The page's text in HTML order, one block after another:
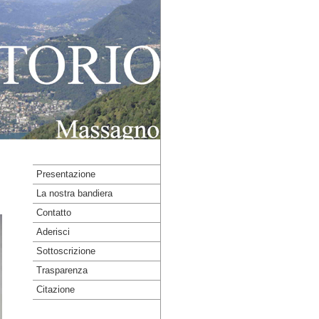
Presentazione
La nostra bandiera
Contatto
Aderisci
Sottoscrizione
Trasparenza
Citazione